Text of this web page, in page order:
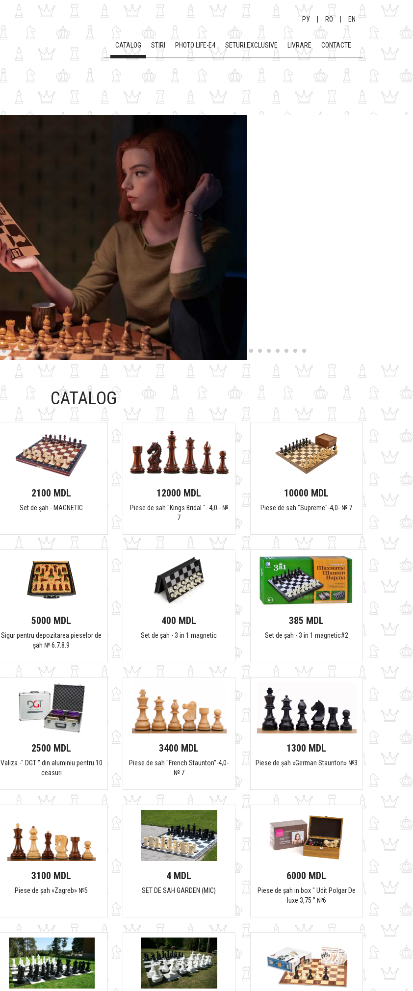
РУ RO EN
CATALOG STIRI PHOTO LIFE-E4 SETURI EXCLUSIVE LIVRARE CONTACTE
CATALOG
2100 MDL
Set de șah - MAGNETIC
12000 MDL
Piese de sah "Kings Bridal "- 4,0 - №
7
10000 MDL
Piese de sah "Supreme"-4,0- № 7
5000 MDL
Sigur pentru depozitarea pieselor de
șah № 6.7.8.9
400 MDL
Set de șah - 3 in 1 magnetic
385 MDL
Set de șah - 3 in 1 magnetic#2
2500 MDL
Valiza -" DGT " din aluminiu pentru 10
ceasuri
3400 MDL
Piese de sah "French Staunton"-4,0-
№ 7
1300 MDL
Piese de șah «German Staunton» №3
3100 MDL
Piese de șah «Zagreb» №5
4 MDL
SET DE SAH GARDEN (MIC)
6000 MDL
Piese de șah in box " Udit Polgar De
luxe 3,75 " №6